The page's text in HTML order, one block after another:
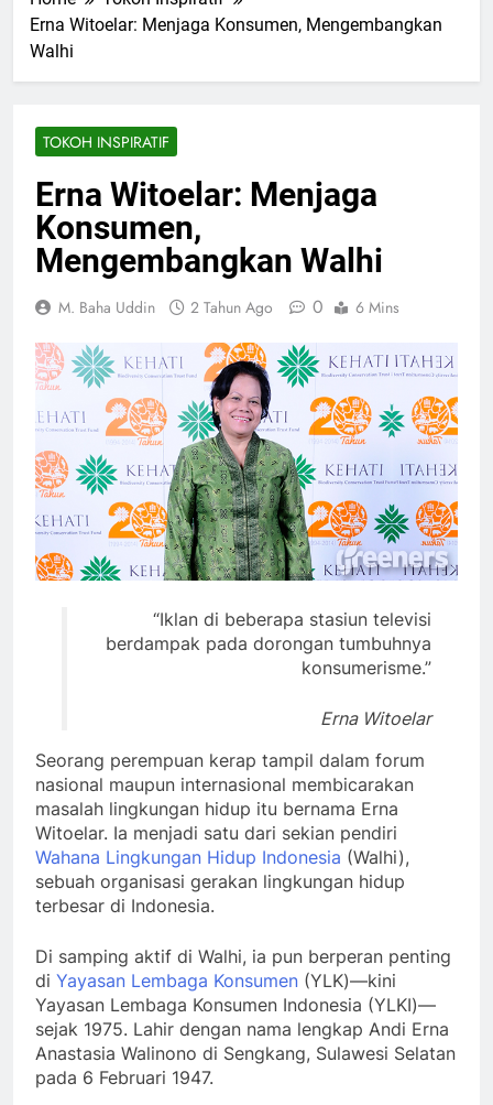
Erna Witoelar: Menjaga Konsumen, Mengembangkan
Walhi
TOKOH INSPIRATIF
Erna Witoelar: Menjaga
Konsumen,
Mengembangkan Walhi
M. Baha Uddin 2 Tahun Ago 0 6 Mins
“Iklan di beberapa stasiun televisi
berdampak pada dorongan tumbuhnya
konsumerisme.”
Erna Witoelar
Seorang perempuan kerap tampil dalam forum
nasional maupun internasional membicarakan
masalah lingkungan hidup itu bernama Erna
Witoelar. Ia menjadi satu dari sekian pendiri
Wahana Lingkungan Hidup Indonesia (Walhi),
sebuah organisasi gerakan lingkungan hidup
terbesar di Indonesia.
Di samping aktif di Walhi, ia pun berperan penting
di Yayasan Lembaga Konsumen (YLK)—kini
Yayasan Lembaga Konsumen Indonesia (YLKI)—
sejak 1975. Lahir dengan nama lengkap Andi Erna
Anastasia Walinono di Sengkang, Sulawesi Selatan
pada 6 Februari 1947.